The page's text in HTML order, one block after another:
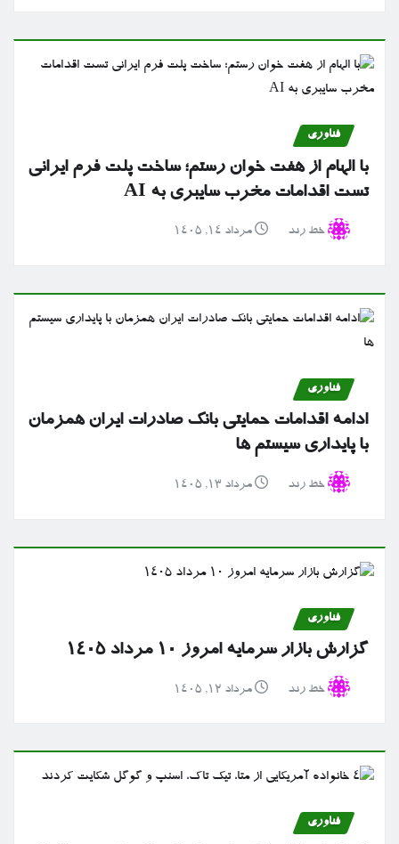
فناوری
با الهام از هفت خوان رستم؛ ساخت پلت فرم ایرانی
تست اقدامات مخرب سایبری به AI
خط رند مرداد ۱۴, ۱۴۰۵
فناوری
ادامه اقدامات حمایتی بانک صادرات ایران همزمان
با پایداری سیستم ها
خط رند مرداد ۱۳, ۱۴۰۵
فناوری
گزارش بازار سرمایه امروز ۱۰ مرداد ۱۴۰۵
خط رند مرداد ۱۲, ۱۴۰۵
فناوری